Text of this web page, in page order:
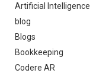
Artificial Intelligence
blog
Blogs
Bookkeeping
Codere AR